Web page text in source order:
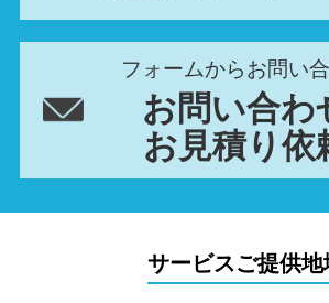
フォームからお問い
お問い合わ
お見積り依
サービスご提供